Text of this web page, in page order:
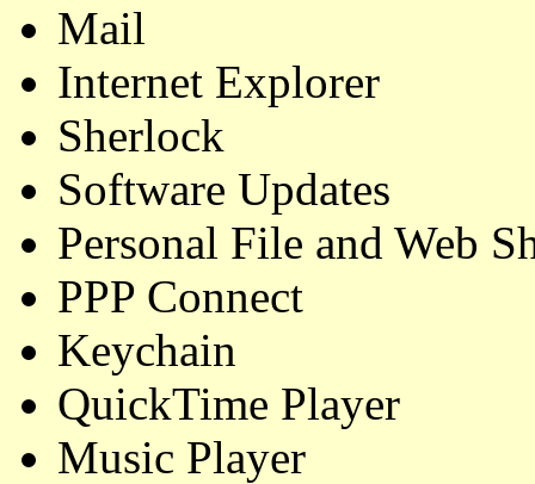
Mail
Internet Explorer
Sherlock
Software Updates
Personal File and Web
PPP Connect
Keychain
QuickTime Player
Music Player